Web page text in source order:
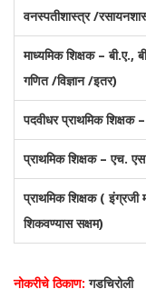
वनस्पतीशास्त्र /
माध्यमिक शिक्षक – बी.ए.,
गणित /विज्ञान /इतर)
पदवीधर प्राथमिक शिक्षक
प्राथमिक शिक्षक – एच.
प्राथमिक शिक्षक (
शिकवण्यास सक्षम)
नोकरीचे ठिकाण: गडचिरोली